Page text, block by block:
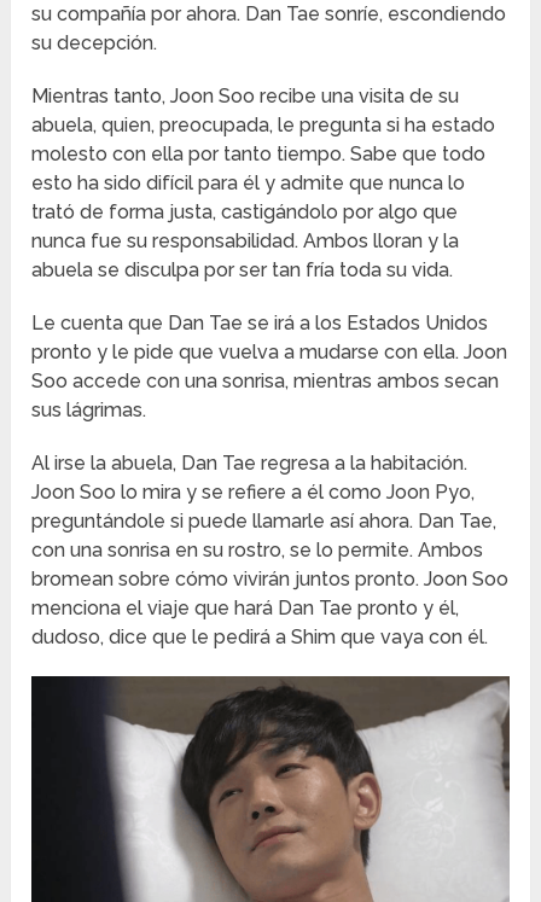
su compañía por ahora. Dan Tae sonríe, escondiendo
su decepción.
Mientras tanto, Joon Soo recibe una visita de su
abuela, quien, preocupada, le pregunta si ha estado
molesto con ella por tanto tiempo. Sabe que todo
esto ha sido difícil para él y admite que nunca lo
trató de forma justa, castigándolo por algo que
nunca fue su responsabilidad. Ambos lloran y la
abuela se disculpa por ser tan fría toda su vida.
Le cuenta que Dan Tae se irá a los Estados Unidos
pronto y le pide que vuelva a mudarse con ella. Joon
Soo accede con una sonrisa, mientras ambos secan
sus lágrimas.
Al irse la abuela, Dan Tae regresa a la habitación.
Joon Soo lo mira y se refiere a él como Joon Pyo,
preguntándole si puede llamarle así ahora. Dan Tae,
con una sonrisa en su rostro, se lo permite. Ambos
bromean sobre cómo vivirán juntos pronto. Joon Soo
menciona el viaje que hará Dan Tae pronto y él,
dudoso, dice que le pedirá a Shim que vaya con él.